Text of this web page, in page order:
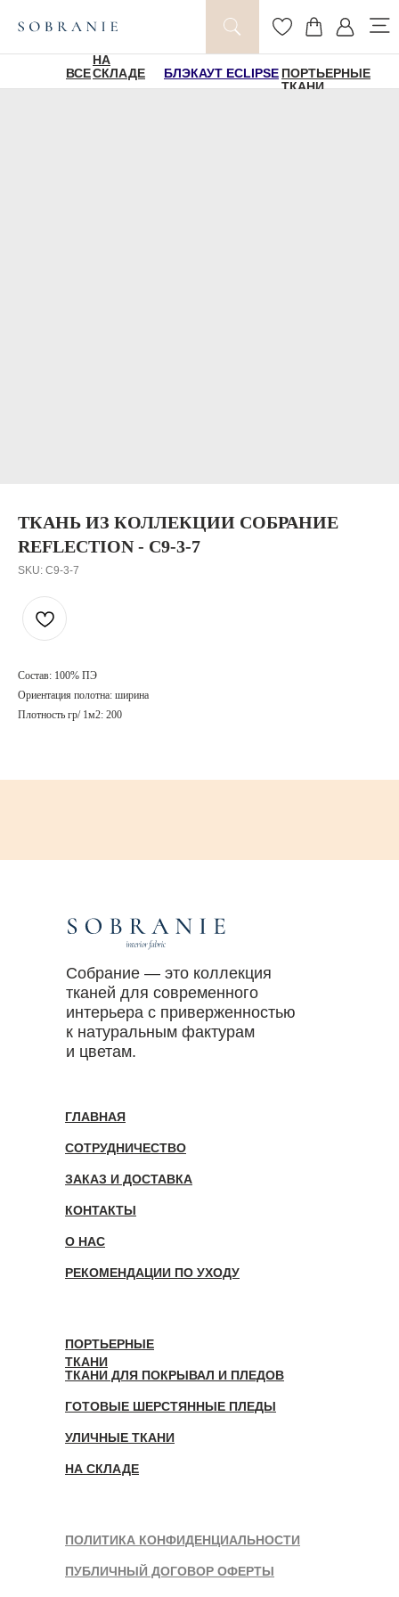
ВСЕ
НА
СКЛАДЕ
БЛЭКАУТ ECLIPSE ПОРТЬЕРНЫЕ
ТКАНИ
ТКАНЬ ИЗ КОЛЛЕКЦИИ СОБРАНИЕ
REFLECTION - С9-3-7
SKU: С9-3-7
Состав: 100% ПЭ
Ориентация полотна: ширина
Плотность гр/ 1м2: 200
Собрание — это коллекция
тканей для современного
интерьера с приверженностью
к натуральным фактурам
и цветам.
ГЛАВНАЯ
СОТРУДНИЧЕСТВО
ЗАКАЗ И ДОСТАВКА
КОНТАКТЫ
О НАС
ПОЛИТИКА КОНФИДЕНЦИАЛЬНОСТИ
ПОРТЬЕРНЫЕ
ТКАНИ
ТКАНИ ДЛЯ ПОКРЫВАЛ И ПЛЕДОВ
ГОТОВЫЕ ШЕРСТЯННЫЕ ПЛЕДЫ
УЛИЧНЫЕ ТКАНИ
НА СКЛАДЕ
РЕКОМЕНДАЦИИ ПО УХОДУ
ПУБЛИЧНЫЙ ДОГОВОР ОФЕРТЫ